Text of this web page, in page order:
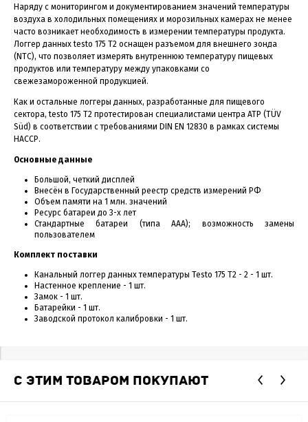
Наряду с мониторингом и документированием значений температуры
воздуха в холодильных помещениях и морозильных камерах не менее
часто возникает необходимость в измерении температуры продукта.
Логгер данных testo 175 T2 оснащен разъемом для внешнего зонда
(NTC), что позволяет измерять внутреннюю температуру пищевых
продуктов или температуру между упаковками со
свежезамороженной продукцией.
Как и остальные логгеры данных, разработанные для пищевого
сектора, testo 175 T2 протестирован специалистами центра ATP (TÜV
Süd) в соответствии с требованиями DIN EN 12830 в рамках системы
НАССР.
Основные данные
Большой, четкий дисплей
Внесён в Государственный реестр средств измерений РФ
Объем памяти на 1 млн. значений
Ресурс батареи до 3-х лет
Стандартные батареи (типа ААА); возможность замены
пользователем
Комплект поставки
Канальный логгер данных температуры Testo 175 T2 - 2 - 1 шт.
Настенное крепление - 1 шт.
Замок - 1 шт.
Батарейки - 1 шт.
Заводской протокол калибровки - 1 шт.
С ЭТИМ ТОВАРОМ ПОКУПАЮТ